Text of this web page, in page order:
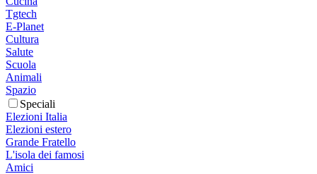
Tgtech
E-Planet
Cultura
Salute
Scuola
Animali
Spazio
Speciali
Elezioni Italia
Elezioni estero
Grande Fratello
L'isola dei famosi
Amici